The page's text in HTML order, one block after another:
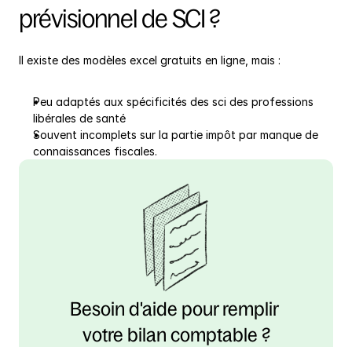
prévisionnel de SCI ?
Il existe des modèles excel gratuits en ligne, mais :
Peu adaptés aux spécificités des sci des professions
libérales de santé
Souvent incomplets sur la partie impôt par manque de
connaissances fiscales.
Besoin d'aide pour remplir
votre bilan comptable ?